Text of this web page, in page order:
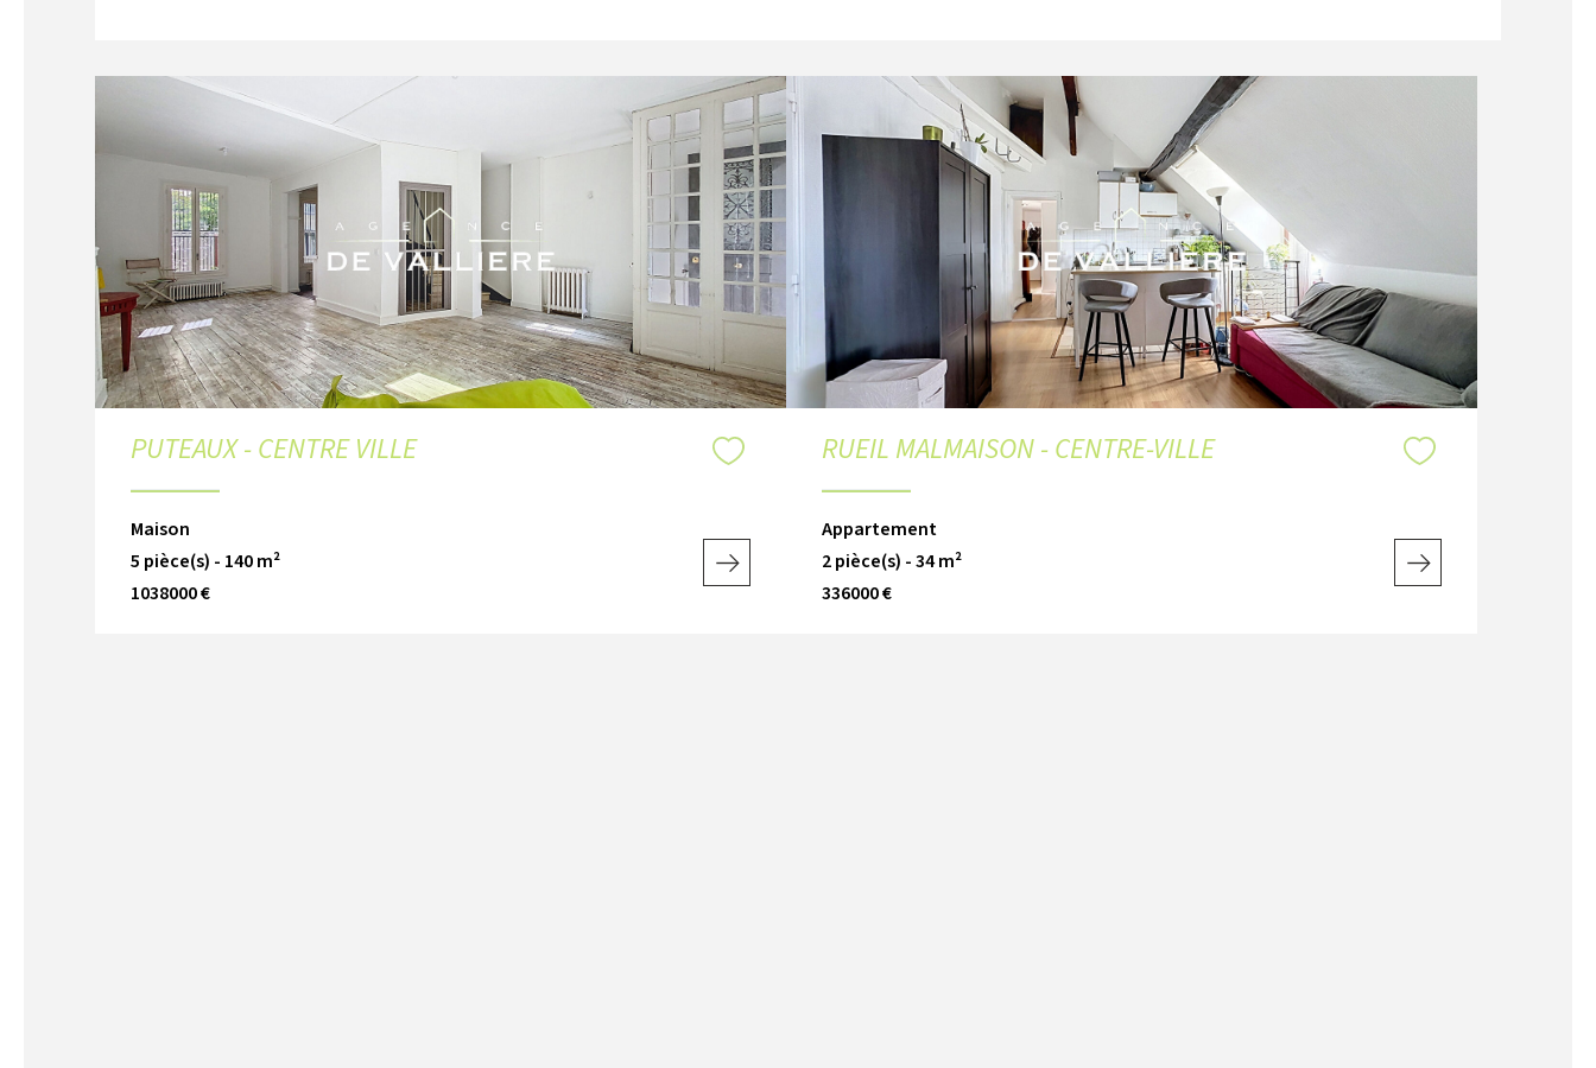
PUTEAUX - CENTRE VILLE
Maison
5 pièce(s) - 140 m²
1038000 €
RUEIL MALMAISON - CENTRE-VILLE
Appartement
2 pièce(s) - 34 m²
336000 €